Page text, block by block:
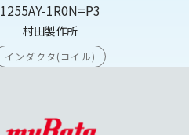
1255AY-1R0N=P3
村田製作所
インダクタ(コイル)